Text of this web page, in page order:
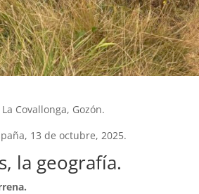
Covallonga, Gozón.
13 de octubre, 2025.
la geografía.